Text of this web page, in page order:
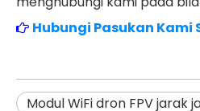
Hubungi Pasukan Kami
Modul WiFi dron FPV jarak